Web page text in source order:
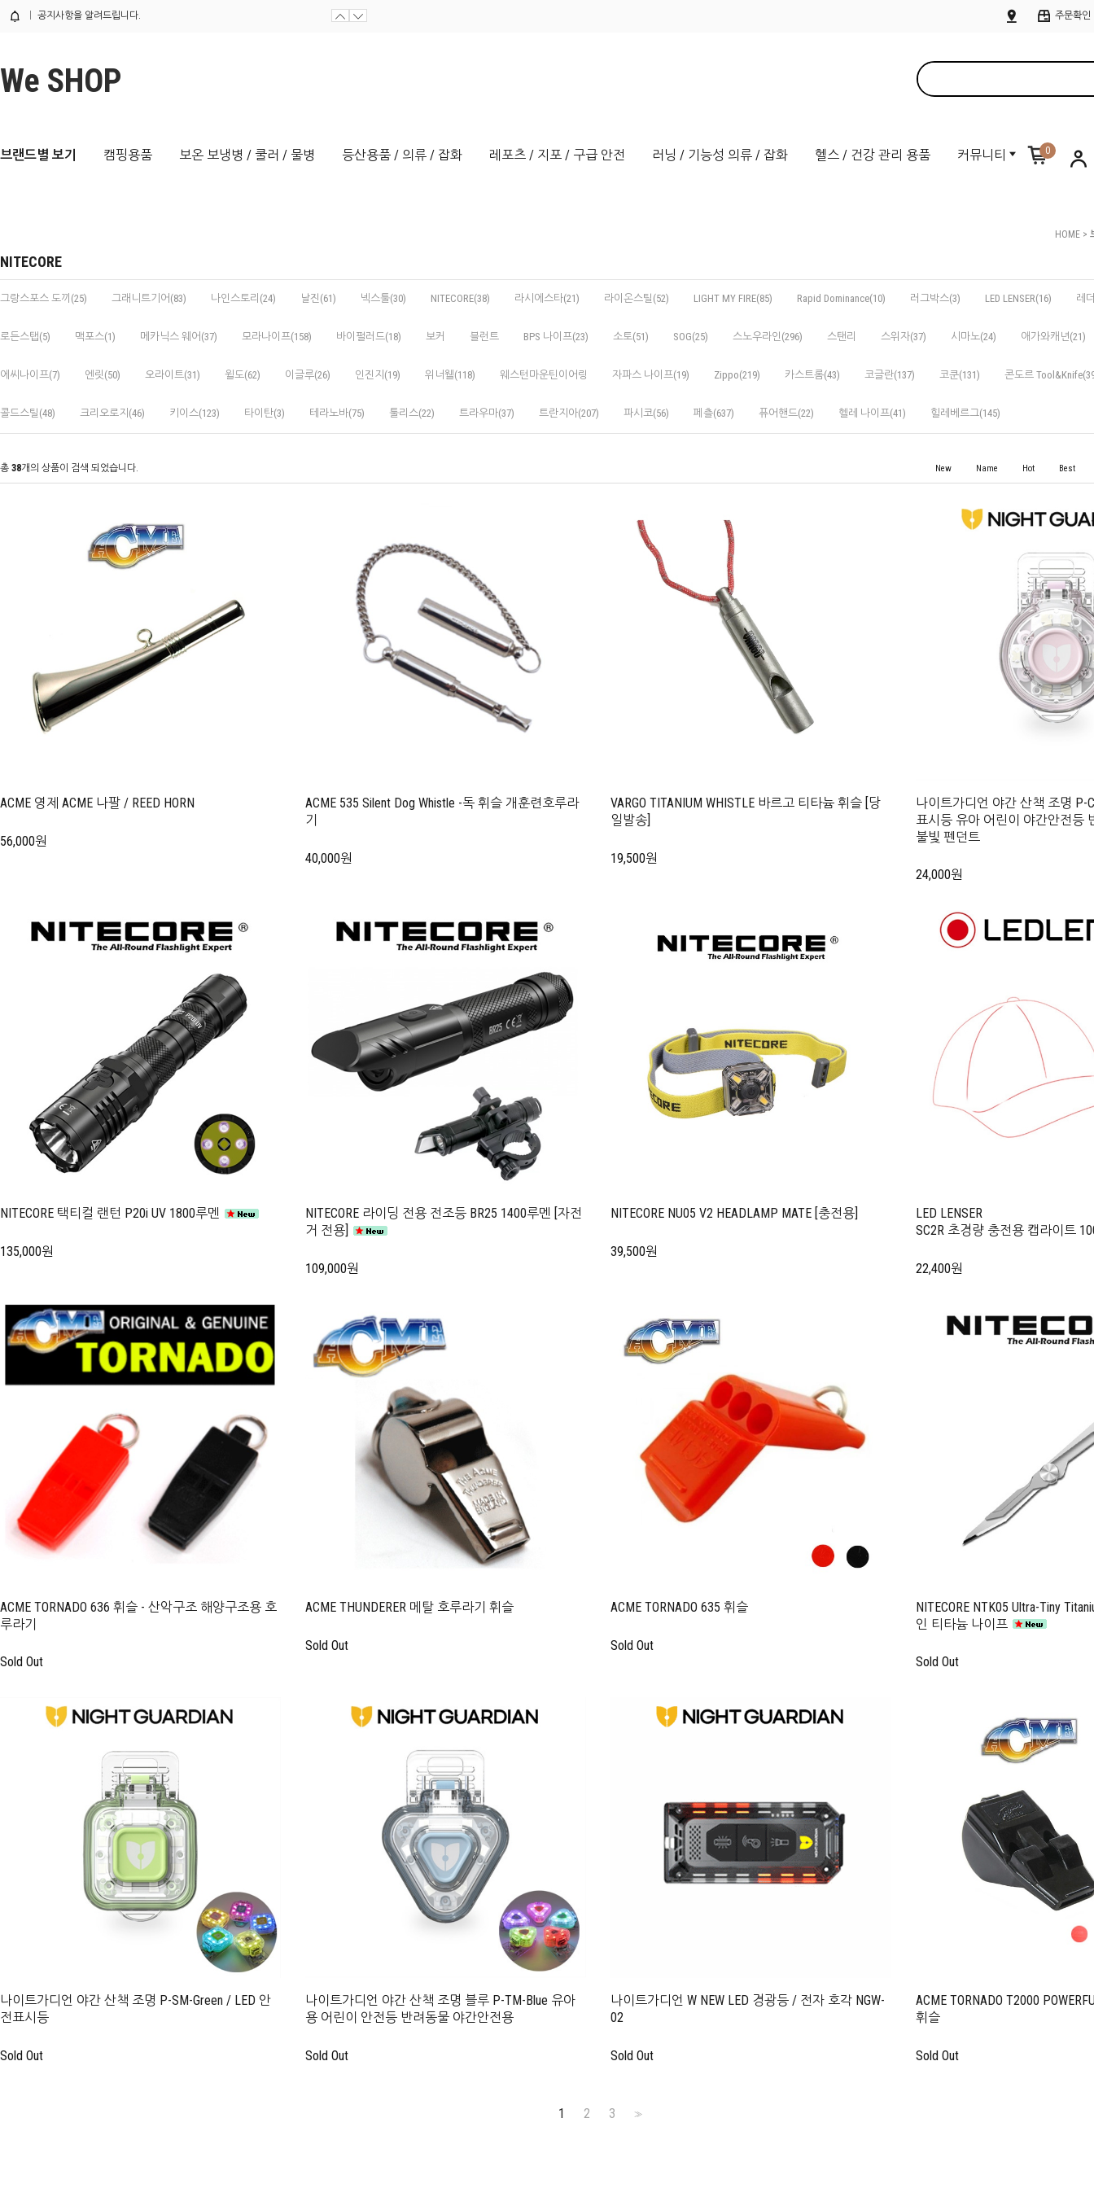
공지사항을 알려드립니다. 주문확인
We SHOP
브랜드별 보기 캠핑용품 보온 보냉병 / 쿨러 / 물병 등산용품 / 의류 / 잡화 레포츠 / 지포 / 구급 안전 러닝 / 기능성 의류 / 잡화 헬스 / 건강 관리 용품 커뮤니티 0
HOME >
NITECORE
그랑스포스 도끼(25) 그래니트기어(83) 나인스토리(24) 날진(61) 넥스툴(30) NITECORE(38) 라시에스타(21) 라이온스틸(52) LIGHT MY FIRE(85) Rapid Dominance(10) 러그박스(3) LED LENSER(16) 레
로든스탭(5) 맥포스(1) 메카닉스 웨어(37) 모라나이프(158) 바이펄러드(18) 보커 블런트 BPS 나이프(23) 소토(51) SOG(25) 스노우라인(296) 스탠리 스위자(37) 시마노(24) 애가와캐년(21)
에씨나이프(7) 엔릿(50) 오라이트(31) 윌도(62) 이글루(26) 인진지(19) 위너웰(118) 웨스턴마운틴이어링 자파스 나이프(19) Zippo(219) 카스트롬(43) 코글란(137) 코쿤(131) 콘도르
콜드스틸(48) 크리오로지(46) 키이스(123) 타이탄(3) 테라노바(75) 툴리스(22) 트라우마(37) 트란지아(207) 파시코(56) 페츨(637) 퓨어핸드(22) 헬레 나이프(41) 힐레베르그(145)
총 38개의 상품이 검색 되었습니다. New Name Hot Best
ACME 영제 ACME 나팔 / REED HORN
56,000원
ACME 535 Silent Dog Whistle -독 휘슬 개훈련호루라
기
40,000원
VARGO TITANIUM WHISTLE 바르고 티타늄 휘슬 [당
일발송]
19,500원
나이트가디언 야간 산책 조명 P-
표시등 유아 어린이 야간안전등
불빛 펜던트
24,000원
NITECORE 택티컬 랜턴 P20i UV 1800루멘
135,000원
NITECORE 라이딩 전용 전조등 BR25 1400루멘 [자전
거 전용]
109,000원
NITECORE NU05 V2 HEADLAMP MATE [충전용]
39,500원
LED LENSER
SC2R 초경량 충전용 캡라이트
22,400원
ACME TORNADO 636 휘슬 - 산악구조 해양구조용 호
루라기
Sold Out
ACME THUNDERER 메탈 호루라기 휘슬
Sold Out
ACME TORNADO 635 휘슬
Sold Out
NITECORE NTK05 Ultra-Tiny
인 티타늄 나이프
Sold Out
나이트가디언 야간 산책 조명 P-SM-Green / LED 안
전표시등
Sold Out
나이트가디언 야간 산책 조명 블루 P-TM-Blue 유아
용 어린이 안전등 반려동물 야간안전용
Sold Out
나이트가디언 W NEW LED 경광등 / 전자 호각 NGW-
02
Sold Out
ACME TORNADO T2000
휘슬
Sold Out
1 2 3 >>